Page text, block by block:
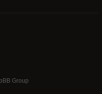
Group